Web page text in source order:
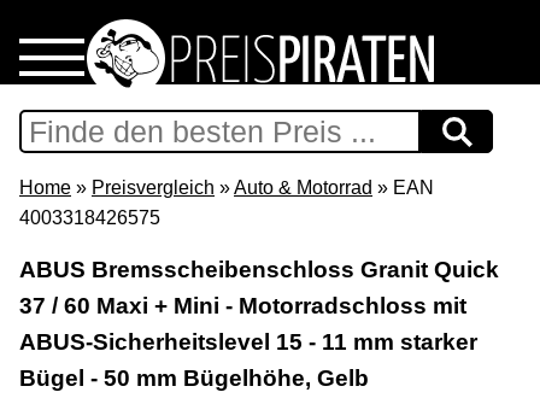
Home
Download
Support & Newsletter
Presse
Home » Preisvergleich »Auto & Motorrad » EAN
4003318426575
ABUS Bremsscheibenschloss Granit Quick
37 / 60 Maxi + Mini - Motorradschloss mit
ABUS-Sicherheitslevel 15 - 11 mm starker
Bügel - 50 mm Bügelhöhe, Gelb